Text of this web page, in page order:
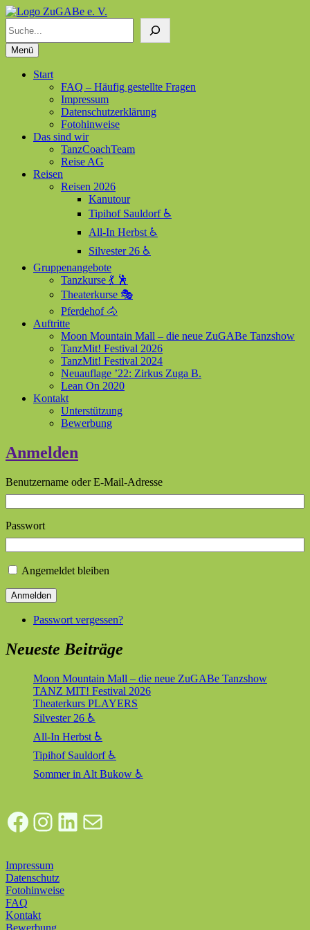
ZuGABe e. V.
Zusammen geht alles besser
Menü
Start
FAQ – Häufig gestellte Fragen
Impressum
Datenschutzerklärung
Fotohinweise
Das sind wir
TanzCoachTeam
Reise AG
Reisen
Reisen 2026
Kanutour
Tipihof Sauldorf ♿
All-In Herbst ♿
Silvester 26 ♿
Gruppenangebote
Tanzkurse 💃 🕺
Theaterkurse 🎭
Pferdehof 🐴
Auftritte
Moon Mountain Mall – die neue ZuGABe Tanzshow
TanzMit! Festival 2026
TanzMit! Festival 2024
Neuauflage ’22: Zirkus Zuga B.
Lean On 2020
Kontakt
Unterstützung
Bewerbung
Anmelden
Benutzername oder E-Mail-Adresse
Passwort
Angemeldet bleiben
Anmelden
Passwort vergessen?
Neueste Beiträge
Moon Mountain Mall – die neue ZuGABe Tanzshow
TANZ MIT! Festival 2026
Theaterkurs PLAYERS
Silvester 26 ♿
All-In Herbst ♿
Tipihof Sauldorf ♿
Sommer in Alt Bukow ♿
Facebook
Instagram
LinkedIn
E-Mail
Impressum
Datenschutz
Fotohinweise
FAQ
Kontakt
Bewerbung